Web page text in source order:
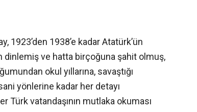
1923’den 1938’e kadar Atatürk’ün
dinlemiş ve hatta birçoğuna şahit olmuş,
okul yıllarına, savaştığı
yönlerine kadar her detayı
Türk vatandaşının mutlaka okuması